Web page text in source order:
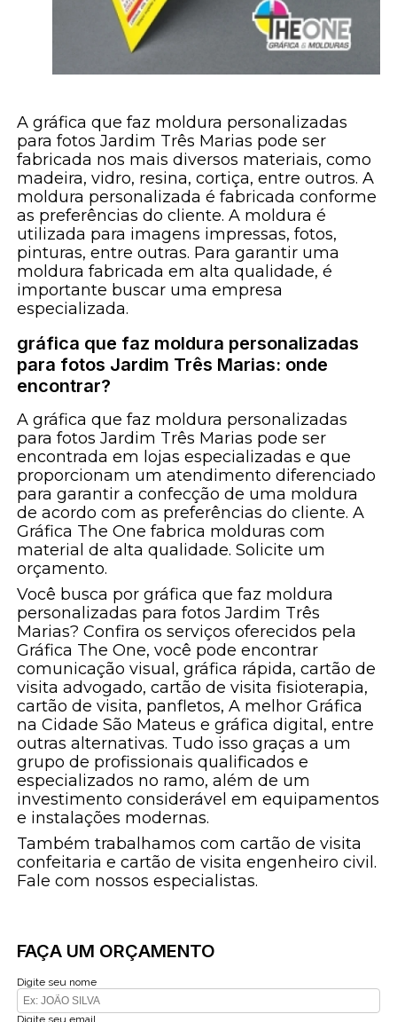
A gráfica que faz moldura personalizadas
para fotos Jardim Três Marias pode ser
fabricada nos mais diversos materiais, como
madeira, vidro, resina, cortiça, entre outros. A
moldura personalizada é fabricada conforme
as preferências do cliente. A moldura é
utilizada para imagens impressas, fotos,
pinturas, entre outras. Para garantir uma
moldura fabricada em alta qualidade, é
importante buscar uma empresa
especializada.
gráfica que faz moldura personalizadas
para fotos Jardim Três Marias: onde
encontrar?
A gráfica que faz moldura personalizadas
para fotos Jardim Três Marias pode ser
encontrada em lojas especializadas e que
proporcionam um atendimento diferenciado
para garantir a confecção de uma moldura
de acordo com as preferências do cliente. A
Gráfica The One fabrica molduras com
material de alta qualidade. Solicite um
orçamento.
Você busca por gráfica que faz moldura
personalizadas para fotos Jardim Três
Marias? Confira os serviços oferecidos pela
Gráfica The One, você pode encontrar
comunicação visual, gráfica rápida, cartão de
visita advogado, cartão de visita fisioterapia,
cartão de visita, panfletos, A melhor Gráfica
na Cidade São Mateus e gráfica digital, entre
outras alternativas. Tudo isso graças a um
grupo de profissionais qualificados e
especializados no ramo, além de um
investimento considerável em equipamentos
e instalações modernas.
Também trabalhamos com cartão de visita
confeitaria e cartão de visita engenheiro civil.
Fale com nossos especialistas.
FAÇA UM ORÇAMENTO
Digite seu nome
Digite seu email